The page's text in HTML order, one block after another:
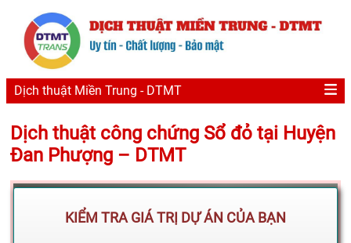
Dịch thuật Miền Trung - DTMT
Dịch thuật công chứng Sổ đỏ tại Huyện
Đan Phượng – DTMT
KIỂM TRA GIÁ TRỊ DỰ ÁN CỦA BẠN